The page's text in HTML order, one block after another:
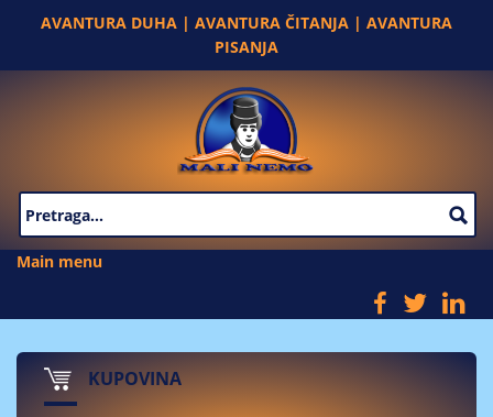
AVANTURA DUHA | AVANTURA ČITANJA | AVANTURA
PISANJA
SEARCH FORM
Main menu
KUPOVINA